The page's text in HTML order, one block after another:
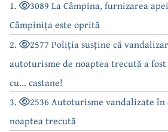
1.
3089 La Câmpina, furnizarea
Câmpinița este oprită
2.
2577 Poliția susține că
autoturisme de noaptea trecută a
cu... castane!
3.
2536 Autoturisme vandalizate
noaptea trecută